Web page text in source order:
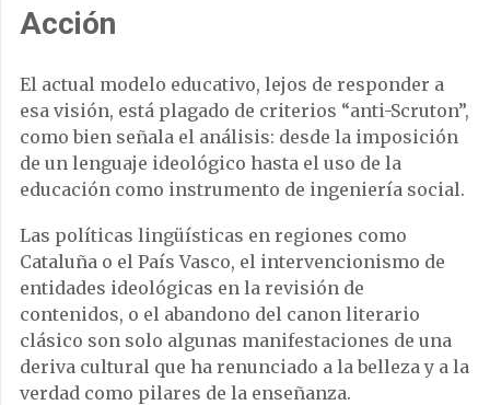
Acción
El actual modelo educativo, lejos de responder a
esa visión, está plagado de criterios “anti-Scruton”,
como bien señala el análisis: desde la imposición
de un lenguaje ideológico hasta el uso de la
educación como instrumento de ingeniería social.
Las políticas lingüísticas en regiones como
Cataluña o el País Vasco, el intervencionismo de
entidades ideológicas en la revisión de
contenidos, o el abandono del canon literario
clásico son solo algunas manifestaciones de una
deriva cultural que ha renunciado a la belleza y a la
verdad como pilares de la enseñanza.